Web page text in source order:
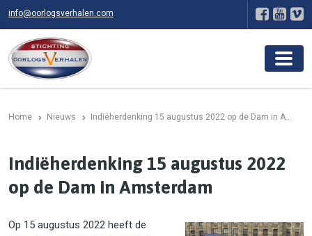
info@oorlogsverhalen.com
Home Nieuws Indiëherdenking 15 augustus 2022 op de Dam in A...
Indiëherdenking 15 augustus 2022
op de Dam in Amsterdam
Op 15 augustus 2022 heeft de